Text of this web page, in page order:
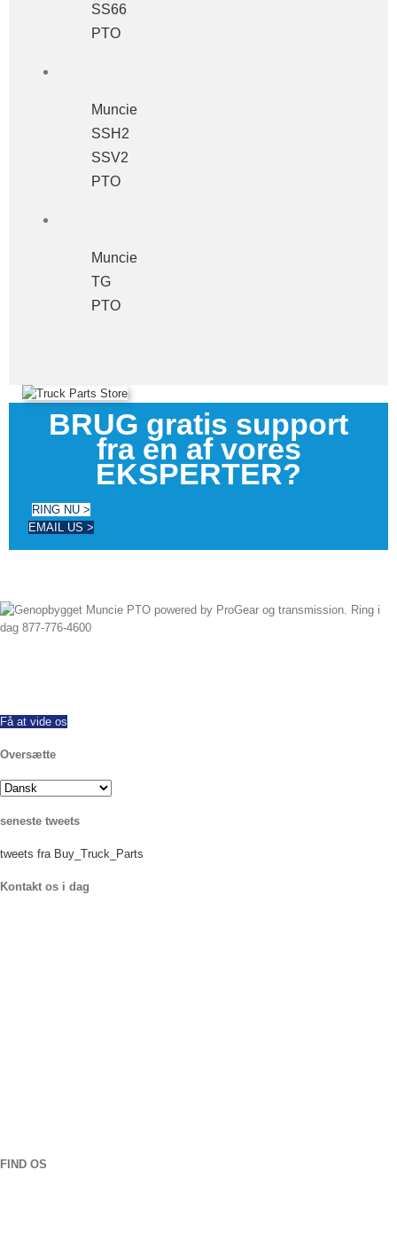
SS66
PTO
Muncie
SSH2
SSV2
PTO
Muncie
TG
PTO
BRUG gratis support
fra en af ​​vores
EKSPERTER?
RING NU >
EMAIL US >
Få at vide os
Oversætte
seneste tweets
tweets fra Buy_Truck_Parts
Kontakt os i dag
FIND OS